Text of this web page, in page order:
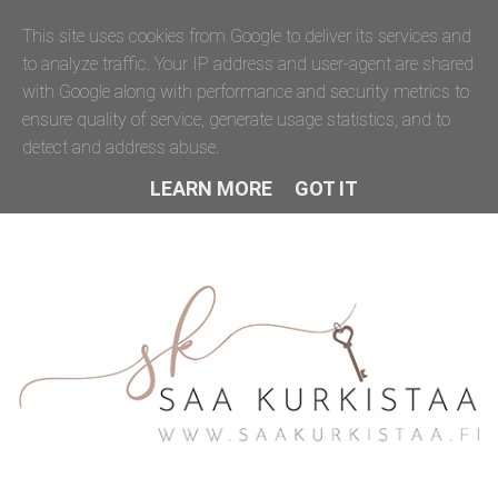
This site uses cookies from Google to deliver its services and
to analyze traffic. Your IP address and user-agent are shared
with Google along with performance and security metrics to
ensure quality of service, generate usage statistics, and to
detect and address abuse.
LEARN MORE GOT IT